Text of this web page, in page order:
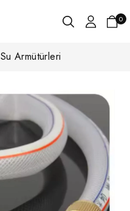
0
Su Armütürleri